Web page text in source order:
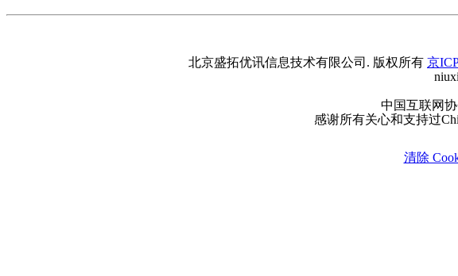
北京盛拓优讯信息技术有限公司. 版权所有 京
中国互联网
感谢所有关心和支持过
清除